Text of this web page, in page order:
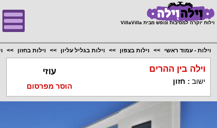
וילות יוקרה למסיבות ונופש מבית VillaVilla
וילות - עמוד ראשי וילות בצפון וילות בגליל עליון וילות בחזון
וילה בין ההרים
ישוב : חזון
עוזי
הוסר מפרסום